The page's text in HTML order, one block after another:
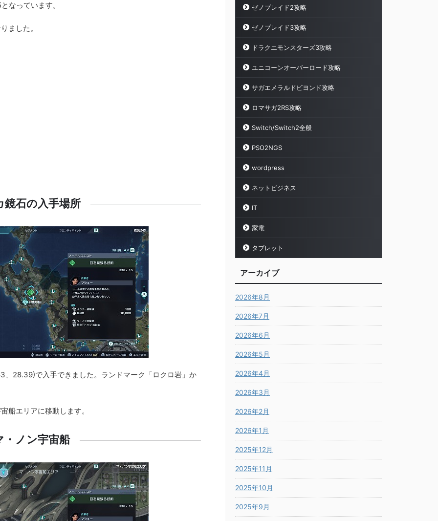
なっています。
ました。
鏡石の入手場所
28.39)で入手できました。ランドマーク「ロクロ岩」か
船エリアに移動します。
・ノン宇宙船
ゼノブレイド2攻略
ゼノブレイド3攻略
ドラクエモンスターズ3攻略
ユニコーンオーバーロード攻略
サガエメラルドビヨンド攻略
ロマサガ2RS攻略
Switch/Switch2全般
PSO2NGS
wordpress
ネットビジネス
IT
家電
タブレット
アーカイブ
2026年8月
2026年7月
2026年6月
2026年5月
2026年4月
2026年3月
2026年2月
2026年1月
2025年12月
2025年11月
2025年10月
2025年9月